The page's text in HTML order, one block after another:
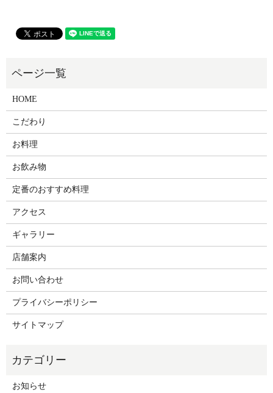
HOME
こだわり
お料理
お飲み物
定番のおすすめ料理
アクセス
ギャラリー
店舗案内
お問い合わせ
プライバシーポリシー
サイトマップ
お知らせ